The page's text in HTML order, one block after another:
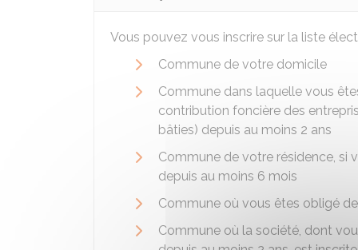
Vous pouvez vous inscrire sur la liste
Commune de votre domicile
Commune dans laquelle vous
contribution foncière des
bâties) depuis au moins 2 ans
Commune de votre résidence, si
depuis au moins 6 mois
Commune où vous êtes obligé
Commune où la société, dont